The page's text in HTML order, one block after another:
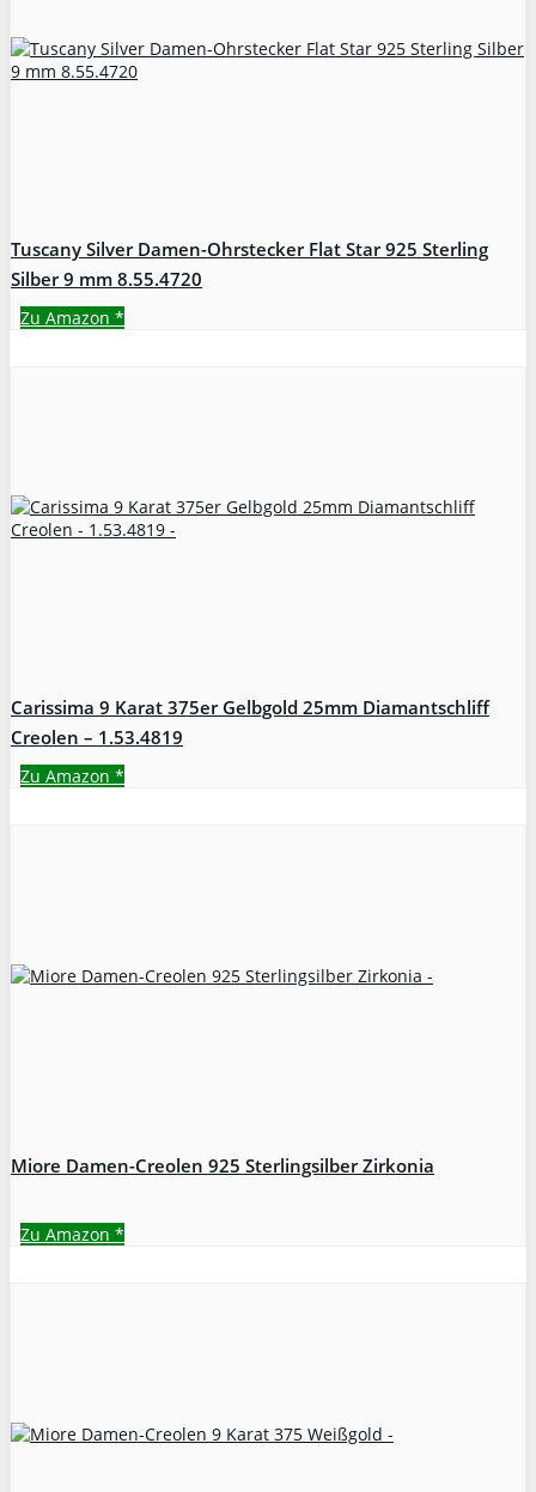
Tuscany Silver Damen-Ohrstecker Flat Star 925 Sterling
Silber 9 mm 8.55.4720
Zu Amazon *
Carissima 9 Karat 375er Gelbgold 25mm Diamantschliff
Creolen – 1.53.4819
Zu Amazon *
Miore Damen-Creolen 925 Sterlingsilber Zirkonia
Zu Amazon *